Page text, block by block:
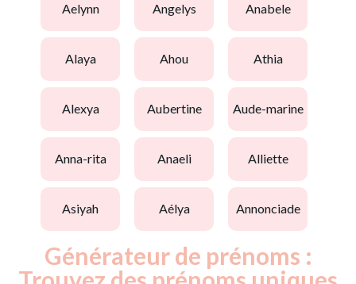
aelynn angelys anabele
alaya ahou athia
alexya aubertine aude-marine
anna-rita anaeli alliette
asiyah aélya annonciade
Générateur de prénoms :